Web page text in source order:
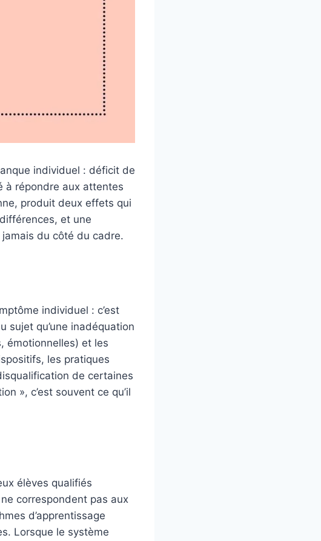
individuel : déficit de
à répondre aux attentes
produit deux effets qui
et une
du côté du cadre.
individuel : c’est
sujet qu’une inadéquation
émotionnelles) et les
les pratiques
de certaines
», c’est souvent ce qu’il
élèves qualifiés
correspondent pas aux
d’apprentissage
Lorsque le système